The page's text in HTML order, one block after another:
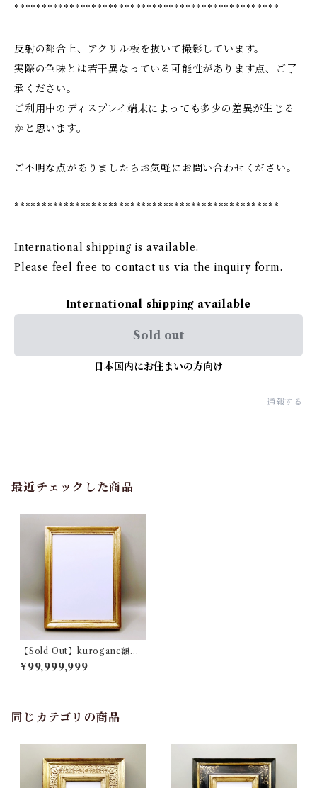
************************************************
反射の都合上、アクリル板を抜いて撮影しています。
実際の色味とは若干異なっている可能性があります点、ご了
承ください。
ご利用中のディスプレイ端末によっても多少の差異が生じる
かと思います。
ご不明な点がありましたらお気軽にお問い合わせください。
************************************************
International shipping is available.
Please feel free to contact us via the inquiry form.
International shipping available
Sold out
日本国内にお住まいの方向け
通報する
最近チェックした商品
【Sold Out】kurogane額縁
「フレーム（ゴールドブラウ
ン・2Lサイズ）」
¥99,999,999
同じカテゴリの商品